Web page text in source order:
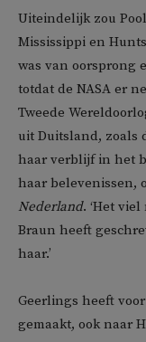
Uiteindelijk zou
Mississippi en
was van oorsprong
totdat de NASA er
Tweede
uit Duitsland, zoals
haar verblijf in het
haar belevenissen,
Nederland. ‘Het
Braun heeft
haar.’
Geerlings heeft
gemaakt, ook naar